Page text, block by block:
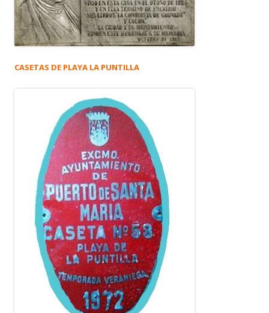
CASETAS DE PLAYA LA PUNTILLA